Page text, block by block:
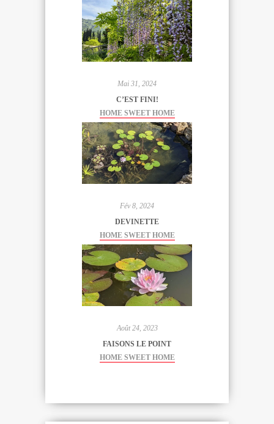
Mai 31, 2024
C’EST FINI!
HOME SWEET HOME
Fév 8, 2024
DEVINETTE
HOME SWEET HOME
Août 24, 2023
FAISONS LE POINT
HOME SWEET HOME